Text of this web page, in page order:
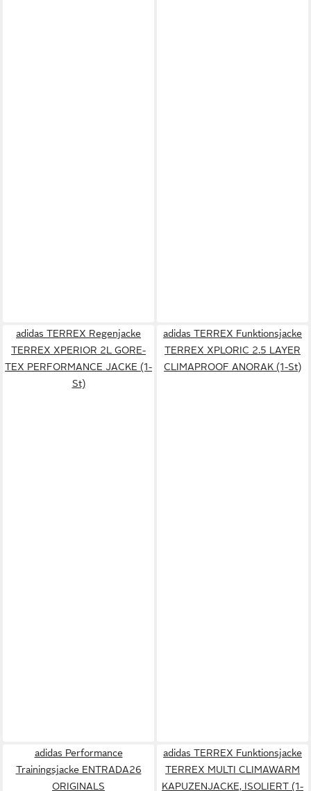
adidas TERREX Regenjacke
TERREX XPERIOR 2L GORE-
TEX PERFORMANCE JACKE (1-
St)
adidas TERREX Funktionsjacke
TERREX XPLORIC 2.5 LAYER
CLIMAPROOF ANORAK (1-St)
adidas Performance
Trainingsjacke ENTRADA26
ORIGINALS
adidas TERREX Funktionsjacke
TERREX MULTI CLIMAWARM
KAPUZENJACKE, ISOLIERT (1-